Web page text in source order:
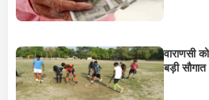
वाराणसी
बड़ी सौगात